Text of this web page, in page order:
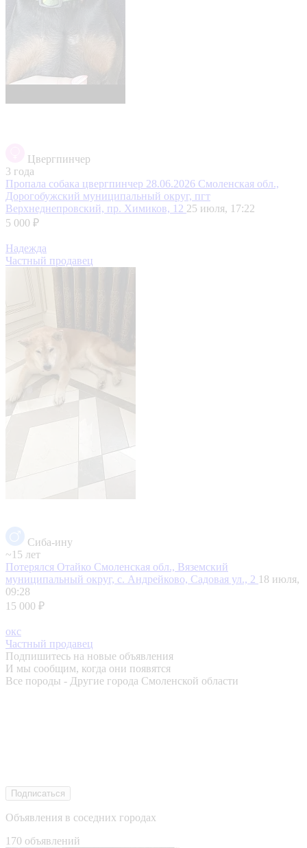
Цвергпинчер
3 года
Пропала собака цвергпинчер 28.06.2026 Смоленская обл.,
Дорогобужский муниципальный округ, пгт
Верхнеднепровский, пр. Химиков, 12 25 июля, 17:22
5 000 ₽
Надежда
Частный продавец
Сиба-ину
~15 лет
Потерялся Отайко Смоленская обл., Вяземский
муниципальный округ, с. Андрейково, Садовая ул., 2 18 июля,
09:28
15 000 ₽
окс
Частный продавец
Подпишитесь на новые объявления
И мы сообщим, когда они появятся
Все породы - Другие города Смоленской области
Подписаться
Объявления в соседних городах
170 объявлений